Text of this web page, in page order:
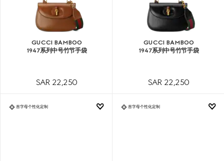
GUCCI BAMBOO
1947系列中号竹节手袋
SAR 22,250
GUCCI BAMBOO
1947系列中号竹节手袋
SAR 22,250
首字母个性化定制 首字母个性化定制